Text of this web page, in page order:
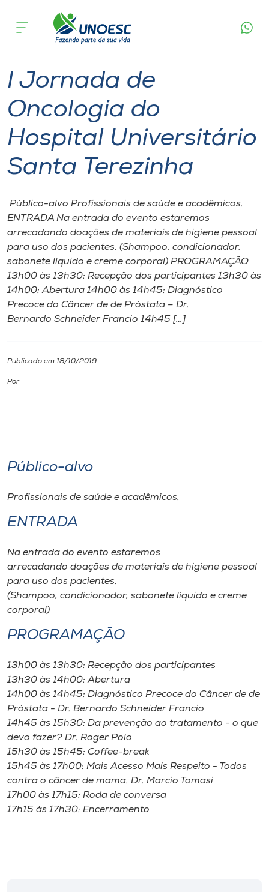
Cursos
Pesquisa
Atendimento ao Estudante
Portal de Ensino
A
Internacionalização
I.nova
Cultura
Editora
Unoesc
Store
o idioma
A+
A-
acontece
I Jornada de
Oncologia do
Hospital Universitário
Santa Terezinha
​ Público-alvo Profissionais de saúde e acadêmicos.
ENTRADA Na entrada do evento estaremos
arrecadando doações de materiais de higiene pessoal
para uso dos pacientes. (Shampoo, condicionador,
sabonete líquido e creme corporal) PROGRAMAÇÃO
13h00 às 13h30: Recepção dos participantes 13h30 às
14h00: Abertura 14h00 às 14h45: Diagnóstico
Precoce do Câncer de de Próstata – Dr.
Bernardo Schneider Francio 14h45 […]
Publicado em 18/10/2019
Por
Público-alvo
Profissionais de saúde e acadêmicos.
ENTRADA
Na entrada do evento estaremos
arrecadando doações de materiais de higiene pessoal
para uso dos pacientes.
(Shampoo, condicionador, sabonete líquido e creme
corporal)
PROGRAMAÇÃO
13h00 às 13h30: Recepção dos participantes
13h30 às 14h00: Abertura
14h00 às 14h45: Diagnóstico Precoce do Câncer de de
Próstata - Dr. Bernardo Schneider Francio
14h45 às 15h30: Da prevenção ao tratamento - o que
devo fazer? Dr. Roger Polo
15h30 às 15h45: Coffee-break
15h45 às 17h00: Mais Acesso Mais Respeito - Todos
contra o câncer de mama. Dr. Marcio Tomasi
17h00 às 17h15: Roda de conversa
17h15 às 17h30: Encerramento